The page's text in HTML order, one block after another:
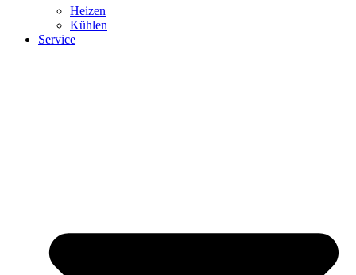
Heizen
Kühlen
Service